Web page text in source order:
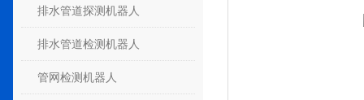
排水管道探测机器人
排水管道检测机器人
管网检测机器人